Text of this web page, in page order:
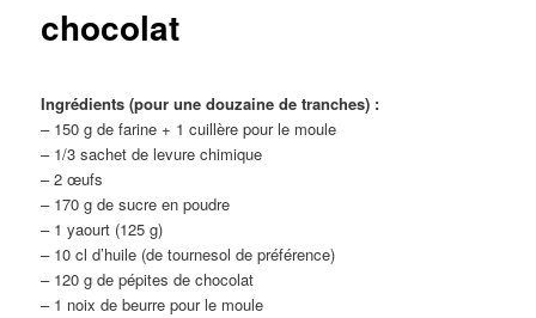
chocolat
Ingrédients (pour une douzaine de tranches) :
– 150 g de farine + 1 cuillère pour le moule
– 1/3 sachet de levure chimique
– 2 œufs
– 170 g de sucre en poudre
– 1 yaourt (125 g)
– 10 cl d’huile (de tournesol de préférence)
– 120 g de pépites de chocolat
– 1 noix de beurre pour le moule